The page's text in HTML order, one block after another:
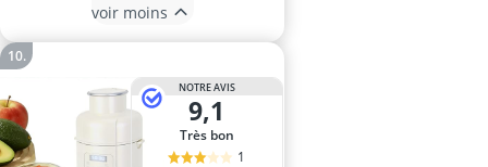
voir moins
NOTRE AVIS
9,1
Très bon
1